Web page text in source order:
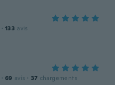
· 133 avis
· 69 avis · 37 chargements